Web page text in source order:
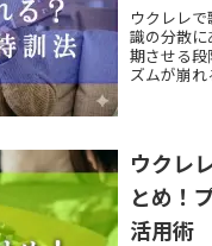
ウクレレ
識の分散に
期させる段
ズムが崩
ウクレ
とめ！
活用術